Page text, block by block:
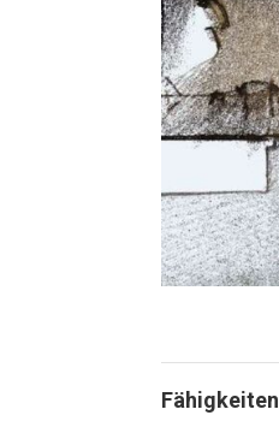
Fähigkeiten